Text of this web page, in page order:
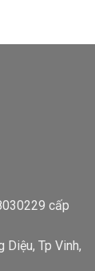
cấp
Tp Vinh,